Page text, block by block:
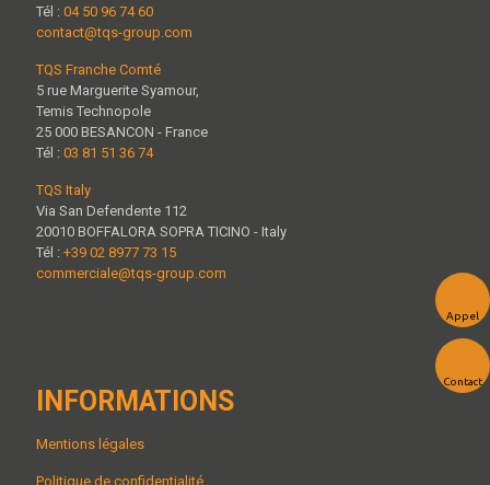
Tél : 04 50 96 74 60
contact@tqs-group.com
TQS Franche Comté
5 rue Marguerite Syamour,
Temis Technopole
25 000 BESANCON - France
Tél : 03 81 51 36 74
TQS Italy
Via San Defendente 112
20010 BOFFALORA SOPRA TICINO - Italy
Tél : +39 02 8977 73 15
commerciale@tqs-group.com
INFORMATIONS
Mentions légales
Politique de confidentialité
Appel
Contact